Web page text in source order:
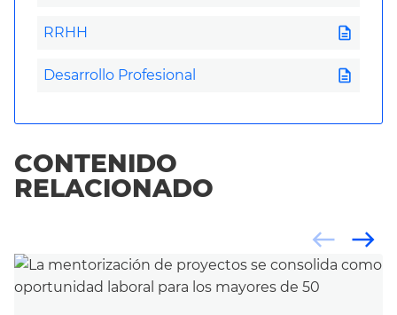
RRHH description
Desarrollo Profesional description
CONTENIDO
RELACIONADO
east
west